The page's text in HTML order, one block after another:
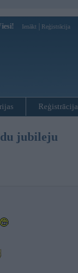
Ienākt Reģistrācija
Reģistrācija
jubileju